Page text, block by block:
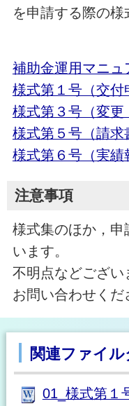
を申請する際の様
補助金運用マニュ
様式第１号（交付
様式第３号（変更
様式第５号（請求
様式第６号（実績
注意事項
様式集のほか，
います。
不明点などござい
お問い合わせくだ
関連ファイ
01_様式第１